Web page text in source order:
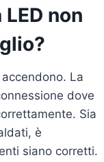
non
La
dove
Sia
è
siano corretti.